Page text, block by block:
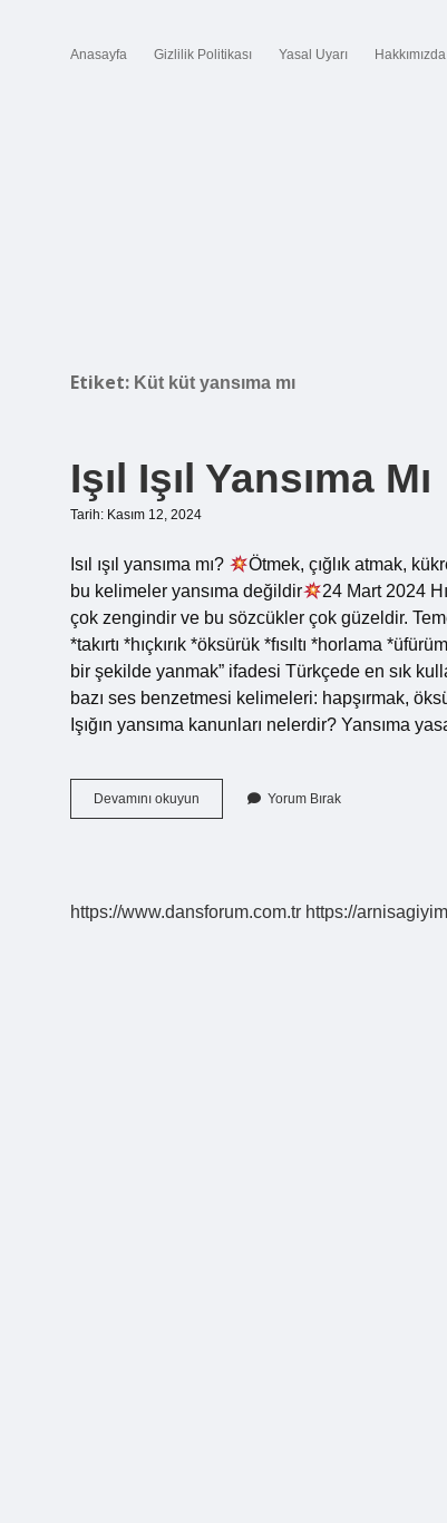
Anasayfa Gizlilik Politikası Yasal Uyarı Hakkımızda
Etiket: Küt küt yansıma mı
Işıl Işıl Yansıma Mı
Tarih: Kasım 12, 2024
Isıl ışıl yansıma mı?
Ötmek, çığlık atmak,
bu kelimeler yansıma değildir
24 Mart 2024
çok zengindir ve bu sözcükler çok güzeldir.
*takırtı *hıçkırık *öksürük *fısıltı *horlama
bir şekilde yanmak” ifadesi Türkçede en sık
bazı ses benzetmesi kelimeleri: hapşırmak,
Işığın yansıma kanunları nelerdir? Yansıma
Devamını okuyun
Işıl
Yorum Bırak
https://www.dansforum.com.tr https://